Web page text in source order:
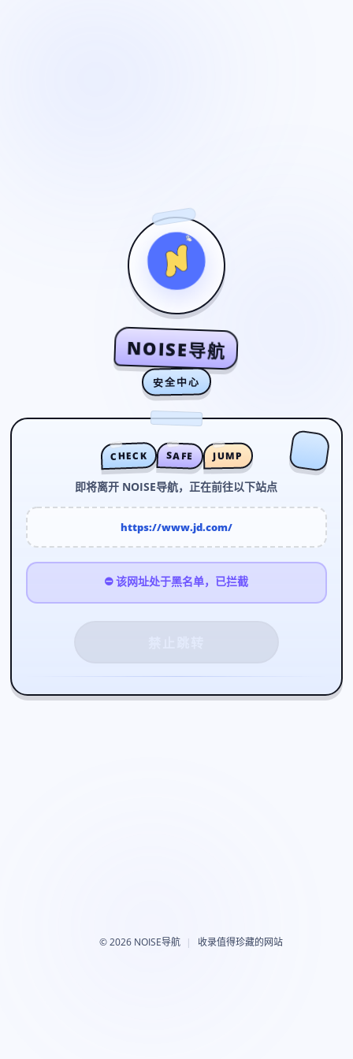
NOISE导航
安全中心
CHECK SAFE JUMP
即将离开 NOISE导航，正在前往以下站点
https://www.jd.com/
⛔ 该网址处于黑名单，已拦截
©2026 NOISE导航 收录值得珍藏的网站